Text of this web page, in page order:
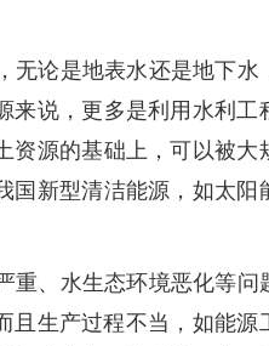
无论是地表水还是地下
说，更多是利用水利
源的基础上，可以被大
新型清洁能源，如太
重、水生态环境恶化等
生产过程不当，如能